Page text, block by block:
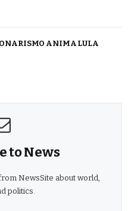
ANIMA LULA
to News
NewsSite about world,
politics.